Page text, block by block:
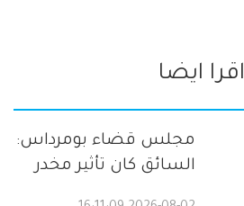
اقرا ايضا
مجلس قضاء بومرداس:
السائق كان تأثير مخدر